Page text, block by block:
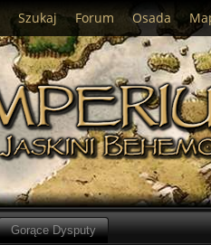
Gorące Dysputy
Szukaj Forum Osada